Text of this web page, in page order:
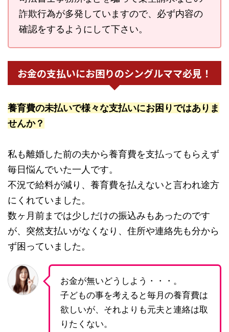
詐欺行為が多発していますので、必ず内容の
確認をするようにして下さい。
お金の支払いにお困りのシングルママ必見！
養育費の未払いで様々な支払いにお困りではありま
せんか？
私も離婚した前の夫から養育費を支払ってもらえず
毎日悩んでいた一人です。
不況で給料が減り、養育費を払えないと言われ途方
にくれていました。
数ヶ月前までは少しだけの振込みもあったのです
が、突然支払いがなくなり、住所や連絡先も分から
ず困っていました。
お金が無いどうしよう・・・。
子どもの事を考えると毎月の養育費は
欲しいが、それよりも元夫と連絡は取
りたくない。